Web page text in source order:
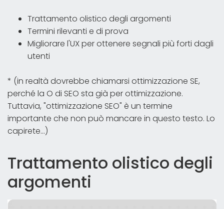
Trattamento olistico degli argomenti
Termini rilevanti e di prova
Migliorare l'UX per ottenere segnali più forti dagli
utenti
* (in realtà dovrebbe chiamarsi ottimizzazione SE,
perché la O di SEO sta già per ottimizzazione.
Tuttavia, "ottimizzazione SEO" è un termine
importante che non può mancare in questo testo. Lo
capirete...)
Trattamento olistico degli
argomenti